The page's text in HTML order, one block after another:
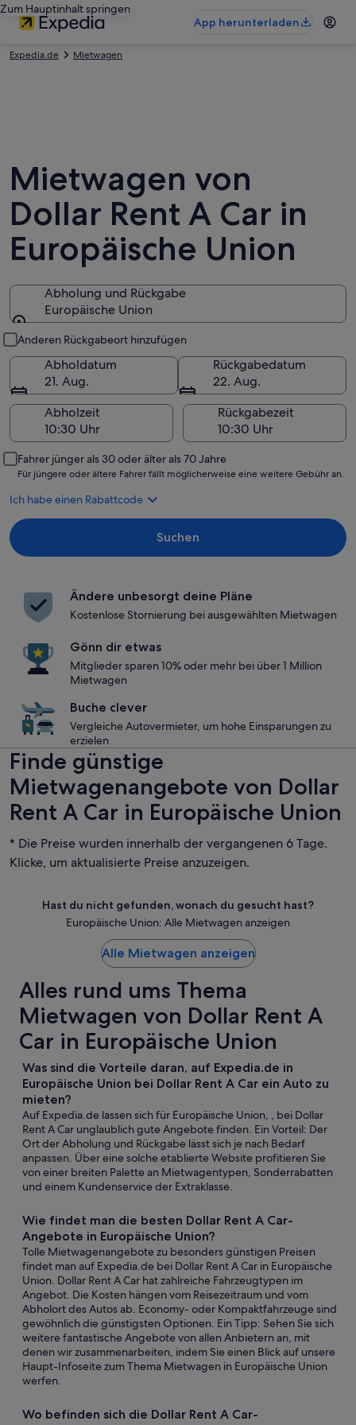
Zum Hauptinhalt springen
App herunterladen
Expedia.de Mietwagen
Mietwagen von
Dollar Rent A Car in
Europäische Union
Abholung und Rückgabe
Europäische Union
Anderen Rückgabeort hinzufügen
Abholdatum
21. Aug.
Rückgabedatum
22. Aug.
Abholzeit
Rückgabezeit
Fahrer jünger als 30 oder älter als 70 Jahre
Für jüngere oder ältere Fahrer fällt möglicherweise eine weitere Gebühr an.
Ich habe einen Rabattcode
Suchen
Ändere unbesorgt deine Pläne
Kostenlose Stornierung bei ausgewählten Mietwagen
Gönn dir etwas
Mitglieder sparen 10% oder mehr bei über 1 Million
Mietwagen
Buche clever
Vergleiche Autovermieter, um hohe Einsparungen zu
erzielen
Finde günstige
Mietwagenangebote von Dollar
Rent A Car in Europäische Union
* Die Preise wurden innerhalb der vergangenen 6 Tage.
Klicke, um aktualisierte Preise anzuzeigen.
Hast du nicht gefunden, wonach du gesucht hast?
Europäische Union: Alle Mietwagen anzeigen
Alle Mietwagen anzeigen
Alles rund ums Thema
Mietwagen von Dollar Rent A
Car in Europäische Union
Was sind die Vorteile daran, auf Expedia.de in
Europäische Union bei Dollar Rent A Car ein Auto zu
mieten?
Auf Expedia.de lassen sich für Europäische Union, , bei Dollar
Rent A Car unglaublich gute Angebote finden. Ein Vorteil: Der
Ort der Abholung und Rückgabe lässt sich je nach Bedarf
anpassen. Über eine solche etablierte Website profitieren Sie
von einer breiten Palette an Mietwagentypen, Sonderrabatten
und einem Kundenservice der Extraklasse.
Wie findet man die besten Dollar Rent A Car-
Angebote in Europäische Union?
Tolle Mietwagenangebote zu besonders günstigen Preisen
findet man auf Expedia.de bei Dollar Rent A Car in Europäische
Union. Dollar Rent A Car hat zahlreiche Fahrzeugtypen im
Angebot. Die Kosten hängen vom Reisezeitraum und vom
Abholort des Autos ab. Economy- oder Kompaktfahrzeuge sind
gewöhnlich die günstigsten Optionen. Ein Tipp: Sehen Sie sich
weitere fantastische Angebote von allen Anbietern an, mit
denen wir zusammenarbeiten, indem Sie einen Blick auf unsere
Haupt-Infoseite zum Thema Mietwagen in Europäische Union
werfen.
Wo befinden sich die Dollar Rent A Car-